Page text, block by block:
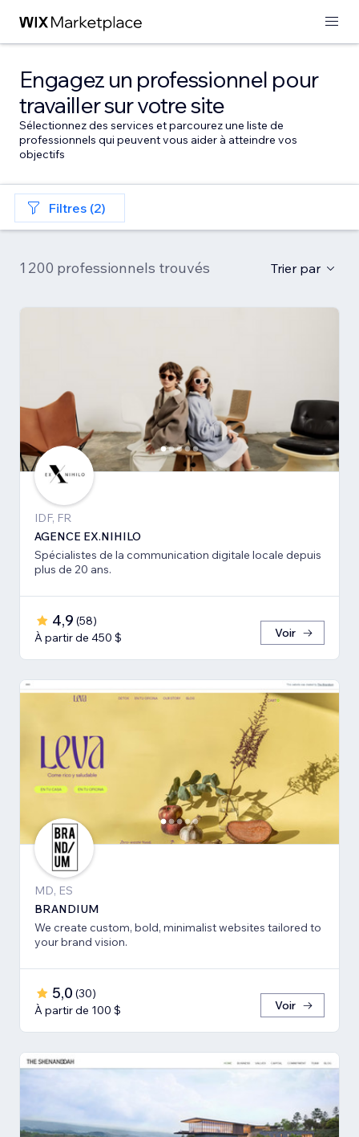
Engagez un professionnel pour
travailler sur votre site
Sélectionnez des services et parcourez une liste de
professionnels qui peuvent vous aider à atteindre vos
objectifs
Filtres (2)
1 200 professionnels trouvés Trier par
IDF, FR
AGENCE EX.NIHILO
Spécialistes de la communication digitale locale depuis
plus de 20 ans.
4,9 (58)
À partir de 450 $
Voir
MD, ES
BRANDIUM
We create custom, bold, minimalist websites tailored to
your brand vision.
5,0 (30)
À partir de 100 $
Voir